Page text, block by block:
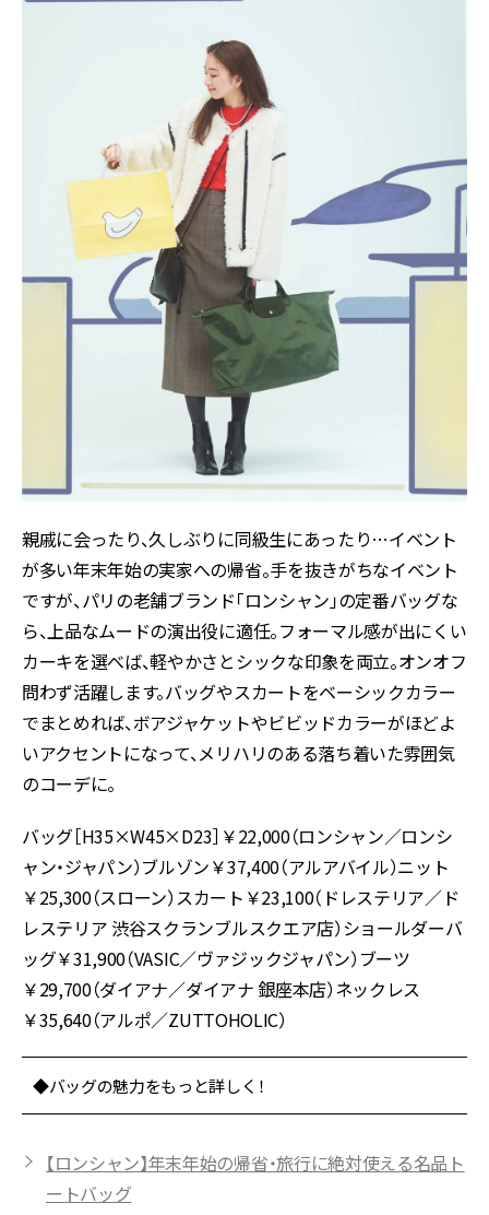
親戚に会ったり、久しぶりに同級生にあったり…イベント
が多い年末年始の実家への帰省。手を抜きがちなイベント
ですが、パリの老舗ブランド「ロンシャン」の定番バッグな
ら、上品なムードの演出役に適任。フォーマル感が出にくい
カーキを選べば、軽やかさとシックな印象を両立。オンオフ
問わず活躍します。バッグやスカートをベーシックカラー
でまとめれば、ボアジャケットやビビッドカラーがほどよ
いアクセントになって、メリハリのある落ち着いた雰囲気
のコーデに。
バッグ［H35×W45×D23］￥22,000（ロンシャン／ロンシ
ャン・ジャパン）ブルゾン￥37,400（アルアバイル）ニット
￥25,300（スローン）スカート￥23,100（ドレステリア／ド
レステリア 渋谷スクランブルスクエア店）ショールダーバ
ッグ￥31,900（VASIC／ヴァジックジャパン）ブーツ
￥29,700（ダイアナ／ダイアナ 銀座本店）ネックレス
￥35,640（アルポ／ZUTTOHOLIC）
◆バッグの魅力をもっと詳しく！
【ロンシャン】年末年始の帰省・旅行に絶対使える名品ト
ートバッグ